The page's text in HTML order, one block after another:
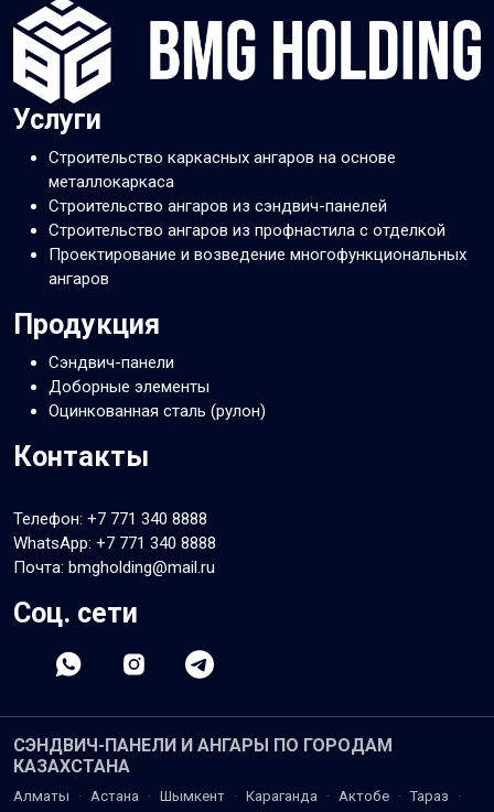
Услуги
Строительство каркасных ангаров на основе
металлокаркаса
Строительство ангаров из сэндвич-панелей
Строительство ангаров из профнастила с отделкой
Проектирование и возведение многофункциональных
ангаров
Продукция
Сэндвич-панели
Доборные элементы
Оцинкованная сталь (рулон)
Контакты
Телефон: +7 771 340 8888
WhatsApp: +7 771 340 8888
Почта: bmgholding@mail.ru
Соц. сети
СЭНДВИЧ-ПАНЕЛИ И АНГАРЫ ПО ГОРОДАМ
КАЗАХСТАНА
Алматы · Астана · Шымкент · Караганда · Актобе · Тараз ·